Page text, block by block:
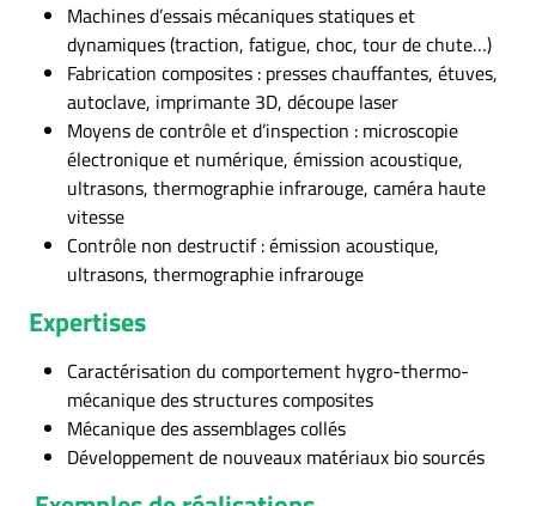
Machines d’essais mécaniques statiques et
dynamiques (traction, fatigue, choc, tour de chute…)
Fabrication composites : presses chauffantes, étuves,
autoclave, imprimante 3D, découpe laser
Moyens de contrôle et d’inspection : microscopie
électronique et numérique, émission acoustique,
ultrasons, thermographie infrarouge, caméra haute
vitesse
Contrôle non destructif : émission acoustique,
ultrasons, thermographie infrarouge
Expertises
Caractérisation du comportement hygro-thermo-
mécanique des structures composites
Mécanique des assemblages collés
Développement de nouveaux matériaux bio sourcés